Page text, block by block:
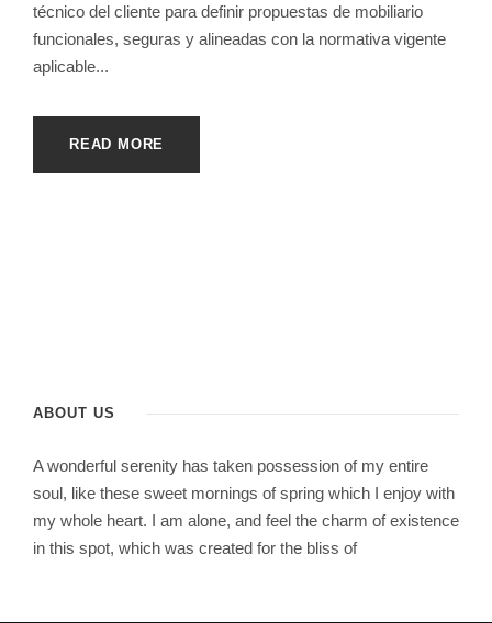
técnico del cliente para definir propuestas de mobiliario
funcionales, seguras y alineadas con la normativa vigente
aplicable...
READ MORE
ABOUT US
A wonderful serenity has taken possession of my entire
soul, like these sweet mornings of spring which I enjoy with
my whole heart. I am alone, and feel the charm of existence
in this spot, which was created for the bliss of